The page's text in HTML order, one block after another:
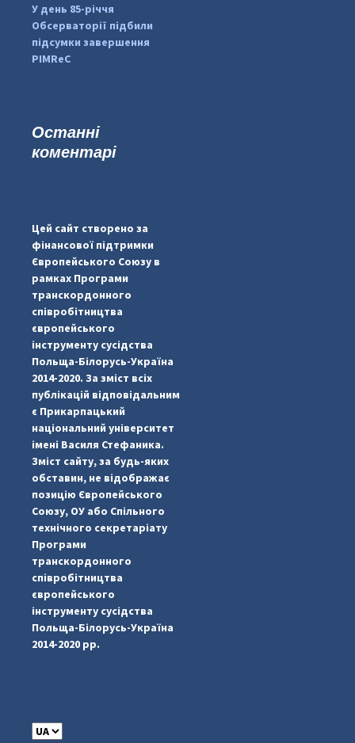
pimrec_project
#PipIvanToday
pimrec_project
У день 85-річчя
Обсерваторії підбили
підсумки завершення
PIMReC
Останні
коментарі
Цей сайт створено за
фінансової підтримки
Європейського Союзу в
рамках Програми
транскордонного
співробітництва
європейського
інструменту сусідства
Польща-Білорусь-Україна
2014-2020. За зміст всіх
публікацій відповідальним
є Прикарпацький
національний університет
імені Василя Стефаника.
Зміст сайту, за будь-яких
обставин, не відображає
позицію Європейського
Союзу, ОУ або Спільного
технічного секретаріату
Програми
транскордонного
співробітництва
європейського
інструменту сусідства
Польща-Білорусь-Україна
2014-2020 рр.
C